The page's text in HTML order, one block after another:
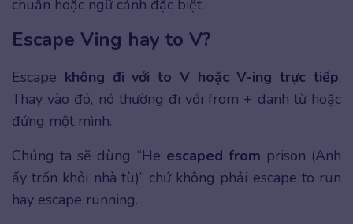
chuẩn hoặc ngữ cảnh đặc biệt.
Escape Ving hay to V?
Escape không đi với to V hoặc V-ing trực tiếp.
Thay vào đó, nó thường đi với from + danh từ hoặc
đứng một mình.
Chúng ta sẽ dùng “He escaped from prison (Anh
ấy trốn khỏi nhà tù)” chứ không phải escape to run
hay escape running.